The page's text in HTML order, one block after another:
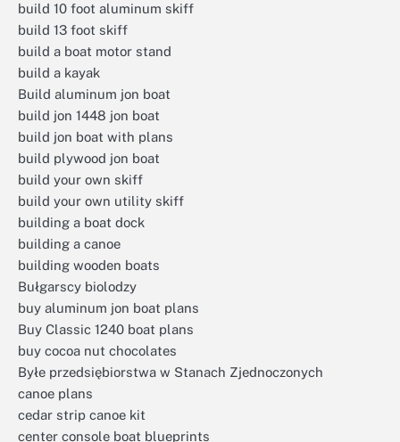
build 10 foot aluminum skiff
build 13 foot skiff
build a boat motor stand
build a kayak
Build aluminum jon boat
build jon 1448 jon boat
build jon boat with plans
build plywood jon boat
build your own skiff
build your own utility skiff
building a boat dock
building a canoe
building wooden boats
Bułgarscy biolodzy
buy aluminum jon boat plans
Buy Classic 1240 boat plans
buy cocoa nut chocolates
Byłe przedsiębiorstwa w Stanach Zjednoczonych
canoe plans
cedar strip canoe kit
center console boat blueprints